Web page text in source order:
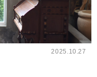
2025.10.27